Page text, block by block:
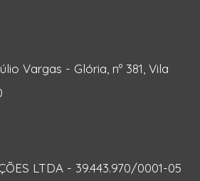
Vargas - Glória, nº 381, Vila
LTDA - 39.443.970/0001-05